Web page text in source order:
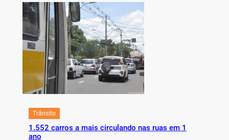
Trânsito
1.552 carros a mais circulando nas ruas em 1
ano